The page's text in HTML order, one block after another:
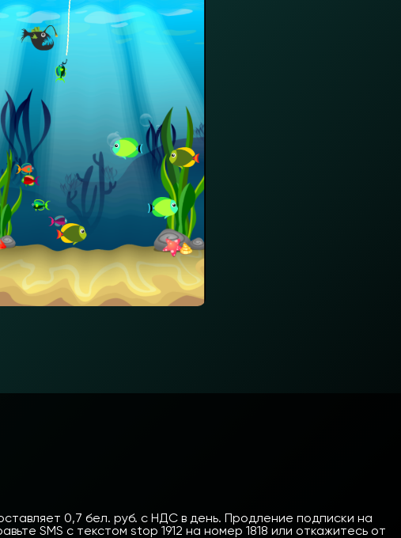
0,7 бел. руб. с НДС в день. Продление подписки на
SMS с текстом stop 1912 на номер 1818 или откажитесь от